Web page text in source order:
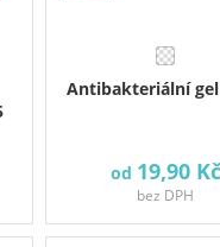
Antibakteriální
od 19,90 Kč
bez DPH